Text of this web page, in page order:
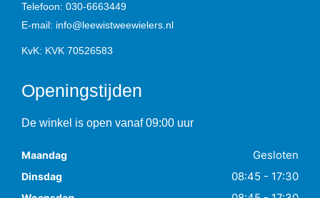
Telefoon: 030-6663449
E-mail: info@leewistweewielers.nl
KvK: KVK 70526583
Openingstijden
De winkel is open vanaf 09:00 uur
Maandag Gesloten
Dinsdag 08:45 - 17:30